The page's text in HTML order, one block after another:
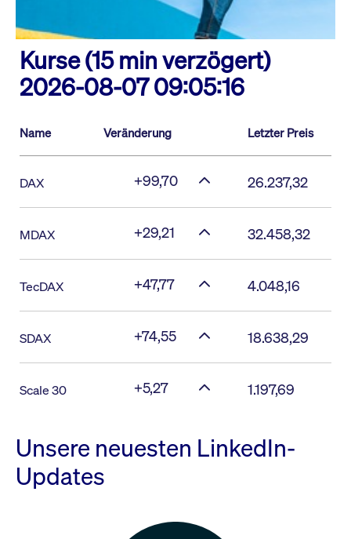
Kurse (15 min verzögert)
2026-08-07 09:05:16
Name Veränderung Letzter Preis
DAX +99,70 26.237,32
MDAX +29,21 32.458,32
TecDAX +47,77 4.048,16
SDAX +74,55 18.638,29
Scale 30 +5,27 1.197,69
Unsere neuesten LinkedIn-
Updates